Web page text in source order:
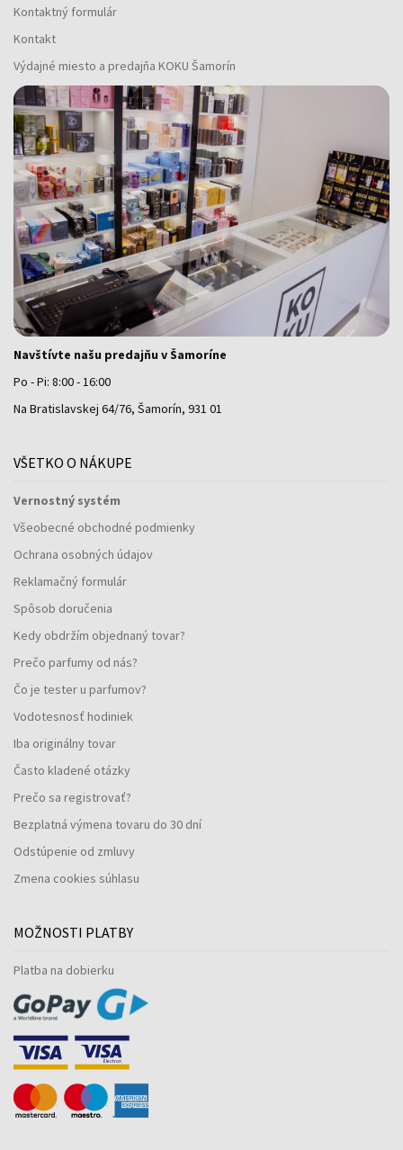
Kontaktný formulár
Kontakt
Výdajné miesto a predajňa KOKU Šamorín
Navštívte našu predajňu v Šamoríne
Po - Pi: 8:00 - 16:00
Na Bratislavskej 64/76, Šamorín, 931 01
VŠETKO O NÁKUPE
Vernostný systém
Všeobecné obchodné podmienky
Ochrana osobných údajov
Reklamačný formulár
Spôsob doručenia
Kedy obdržím objednaný tovar?
Prečo parfumy od nás?
Čo je tester u parfumov?
Vodotesnosť hodiniek
Iba originálny tovar
Často kladené otázky
Prečo sa registrovať?
Bezplatná výmena tovaru do 30 dní
Odstúpenie od zmluvy
Zmena cookies súhlasu
MOŽNOSTI PLATBY
Platba na dobierku